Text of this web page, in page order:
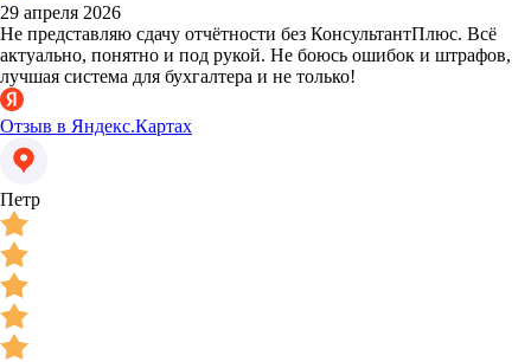
29 апреля 2026
Не представляю сдачу отчётности без КонсультантПлюс. Всё
актуально, понятно и под рукой. Не боюсь ошибок и штрафов,
лучшая система для бухгалтера и не только!
Отзыв в Яндекс.Картах
Петр